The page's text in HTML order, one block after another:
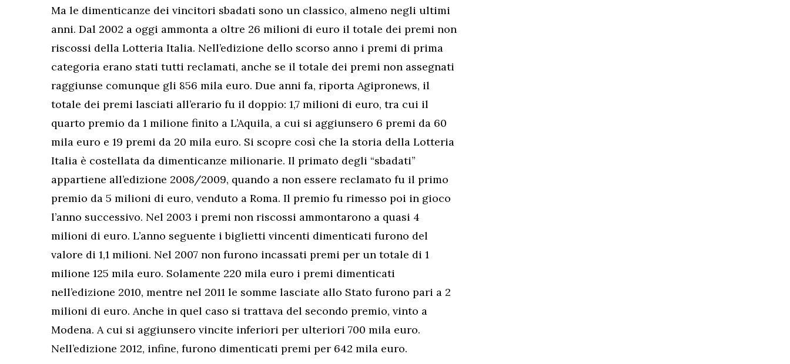
Ma le dimenticanze dei vincitori sbadati sono un classico, almeno negli ultimi
anni. Dal 2002 a oggi ammonta a oltre 26 milioni di euro il totale dei premi non
riscossi della Lotteria Italia. Nell’edizione dello scorso anno i premi di prima
categoria erano stati tutti reclamati, anche se il totale dei premi non assegnati
raggiunse comunque gli 856 mila euro. Due anni fa, riporta Agipronews, il
totale dei premi lasciati all’erario fu il doppio: 1,7 milioni di euro, tra cui il
quarto premio da 1 milione finito a L’Aquila, a cui si aggiunsero 6 premi da 60
mila euro e 19 premi da 20 mila euro. Si scopre così che la storia della Lotteria
Italia è costellata da dimenticanze milionarie. Il primato degli “sbadati”
appartiene all’edizione 2008/2009, quando a non essere reclamato fu il primo
premio da 5 milioni di euro, venduto a Roma. Il premio fu rimesso poi in gioco
l’anno successivo. Nel 2003 i premi non riscossi ammontarono a quasi 4
milioni di euro. L’anno seguente i biglietti vincenti dimenticati furono del
valore di 1,1 milioni. Nel 2007 non furono incassati premi per un totale di 1
milione 125 mila euro. Solamente 220 mila euro i premi dimenticati
nell’edizione 2010, mentre nel 2011 le somme lasciate allo Stato furono pari a 2
milioni di euro. Anche in quel caso si trattava del secondo premio, vinto a
Modena. A cui si aggiunsero vincite inferiori per ulteriori 700 mila euro.
Nell’edizione 2012, infine, furono dimenticati premi per 642 mila euro.